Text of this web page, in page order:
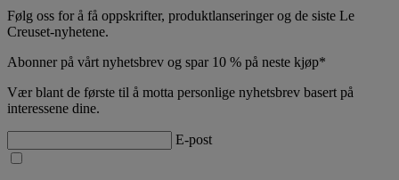
Følg oss for å få oppskrifter, produktlanseringer og de siste Le
Creuset-nyhetene.
Abonner på vårt nyhetsbrev og spar 10 % på neste kjøp*
Vær blant de første til å motta personlige nyhetsbrev basert på
interessene dine.
E-post